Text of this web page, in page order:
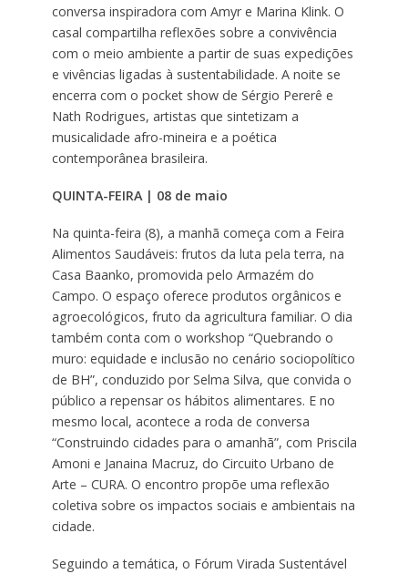
conversa inspiradora com Amyr e Marina Klink. O
casal compartilha reflexões sobre a convivência
com o meio ambiente a partir de suas expedições
e vivências ligadas à sustentabilidade. A noite se
encerra com o pocket show de Sérgio Pererê e
Nath Rodrigues, artistas que sintetizam a
musicalidade afro-mineira e a poética
contemporânea brasileira.
QUINTA-FEIRA | 08 de maio
Na quinta-feira (8), a manhã começa com a Feira
Alimentos Saudáveis: frutos da luta pela terra, na
Casa Baanko, promovida pelo Armazém do
Campo. O espaço oferece produtos orgânicos e
agroecológicos, fruto da agricultura familiar. O dia
também conta com o workshop “Quebrando o
muro: equidade e inclusão no cenário sociopolítico
de BH”, conduzido por Selma Silva, que convida o
público a repensar os hábitos alimentares. E no
mesmo local, acontece a roda de conversa
“Construindo cidades para o amanhã”, com Priscila
Amoni e Janaina Macruz, do Circuito Urbano de
Arte – CURA. O encontro propõe uma reflexão
coletiva sobre os impactos sociais e ambientais na
cidade.
Seguindo a temática, o Fórum Virada Sustentável